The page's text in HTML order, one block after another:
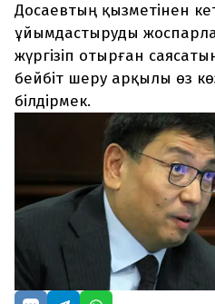
Редакциямен байланыс
+7 708 604 51 06
Жарнама бөлімі
+7 701 220 64 52
Пошта
zhasalash100@gmail.com
Досаевтың қызметінен
ұйымдастыруды
жүргізіп отырған
бейбіт шеру арқылы өз
білдірмек.